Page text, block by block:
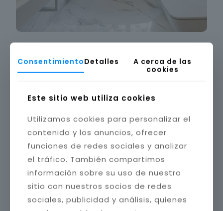
ConsentimientoDetalles
A cerca de las
cookies
Este sitio web utiliza cookies
Utilizamos cookies para personalizar el
contenido y los anuncios, ofrecer
funciones de redes sociales y analizar
el tráfico. También compartimos
información sobre su uso de nuestro
sitio con nuestros socios de redes
sociales, publicidad y análisis, quienes